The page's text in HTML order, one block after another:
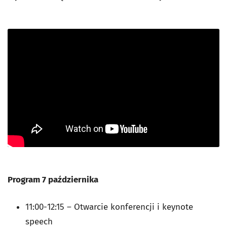
Program 7 października
11:00-12:15 – Otwarcie konferencji i keynote
speech